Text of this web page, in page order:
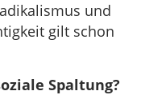
und
gilt schon
Spaltung?